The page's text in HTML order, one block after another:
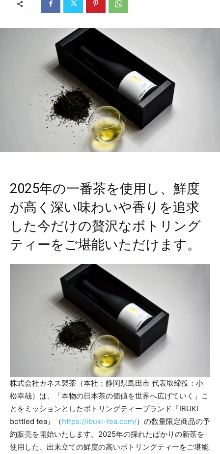
2025年の一番茶を使用し、鮮度
が高く深い味わいや香りを追求
した今だけの贅沢なボトリング
ティーをご堪能いただけます。
株式会社カネス製茶（本社：静岡県島田市 代表取締役：小
松幸哉）は、「本物の日本茶の価値を世界へ広げていく」こ
とをミッションとしたボトリングティーブランド『IBUKI
bottled tea』（https://ibuki-tea.com/）の数量限定商品の予
約販売を開始いたします。2025年の採れたばかりの新茶を
使用した、出来立ての鮮度の高いボトリングティーをご堪能